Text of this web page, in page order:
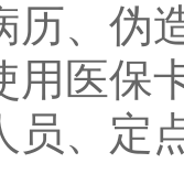
历、伪
用医保
员、定